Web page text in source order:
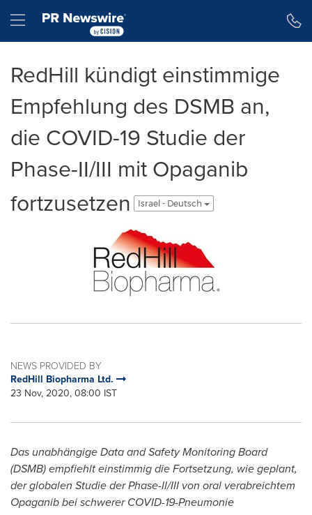
Hamburger menu
RedHill kündigt einstimmige
Empfehlung des DSMB an,
die COVID-19 Studie der
Phase-II/III mit Opaganib
fortzusetzen
Israel - Deutsch
NEWS PROVIDED BY
RedHill Biopharma Ltd.
23 Nov, 2020, 08:00 IST
Das unabhängige Data and Safety Monitoring Board
(DSMB) empfiehlt einstimmig die Fortsetzung, wie geplant,
der globalen Studie der Phase-II/III von oral verabreichtem
Opaganib bei schwerer COVID-19-Pneumonie